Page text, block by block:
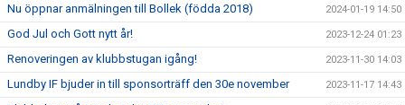
Nu öppnar anmälningen till Bollek (födda 2018) 2024-01-19 14:50
God Jul och Gott nytt år! 2023-12-24 01:23
Renoveringen av klubbstugan igång! 2023-11-30 14:03
Lundby IF bjuder in till sponsorträff den 30e november 2023-11-17 14:43